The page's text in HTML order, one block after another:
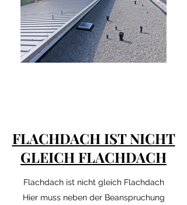
FLACHDACH IST NICHT
GLEICH FLACHDACH
Flachdach ist nicht gleich Flachdach
Hier muss neben der Beanspruchung